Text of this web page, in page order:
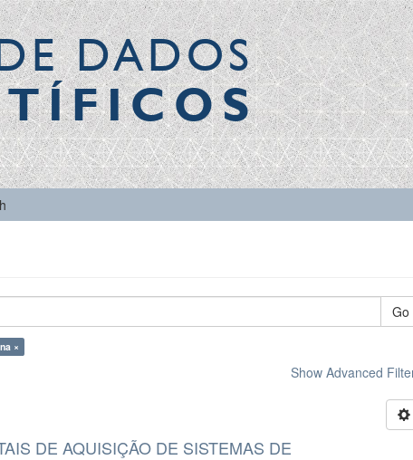
DADOS
Go
×
Show Advanced
DE AQUISIÇÃO DE SISTEMAS DE